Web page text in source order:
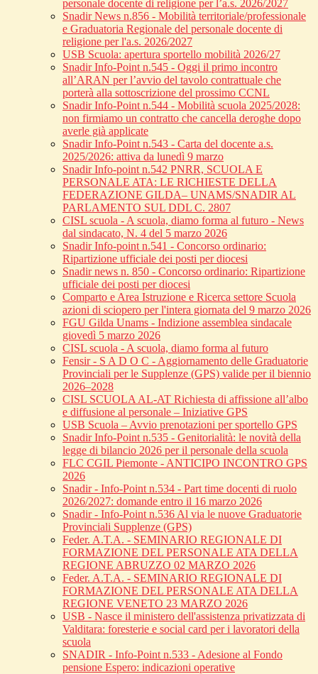
personale docente di religione per l’a.s. 2026/2027
Snadir News n.856 - Mobilità territoriale/professionale
e Graduatoria Regionale del personale docente di
religione per l'a.s. 2026/2027
USB Scuola: apertura sportello mobilità 2026/27
Snadir Info-Point n.545 - Oggi il primo incontro
all’ARAN per l’avvio del tavolo contrattuale che
porterà alla sottoscrizione del prossimo CCNL
Snadir Info-Point n.544 - Mobilità scuola 2025/2028:
non firmiamo un contratto che cancella deroghe dopo
averle già applicate
Snadir Info-Point n.543 - Carta del docente a.s.
2025/2026: attiva da lunedì 9 marzo
Snadir Info-point n.542 PNRR, SCUOLA E
PERSONALE ATA: LE RICHIESTE DELLA
FEDERAZIONE GILDA– UNAMS/SNADIR AL
PARLAMENTO SUL DDL C. 2807
CISL scuola - A scuola, diamo forma al futuro - News
dal sindacato, N. 4 del 5 marzo 2026
Snadir Info-point n.541 - Concorso ordinario:
Ripartizione ufficiale dei posti per diocesi
Snadir news n. 850 - Concorso ordinario: Ripartizione
ufficiale dei posti per diocesi
Comparto e Area Istruzione e Ricerca settore Scuola
azioni di sciopero per l'intera giornata del 9 marzo 2026
FGU Gilda Unams - Indizione assemblea sindacale
giovedì 5 marzo 2026
CISL scuola - A scuola, diamo forma al futuro
Fensir - S A D O C - Aggiornamento delle Graduatorie
Provinciali per le Supplenze (GPS) valide per il biennio
2026–2028
CISL SCUOLA AL-AT Richiesta di affissione all’albo
e diffusione al personale – Iniziative GPS
USB Scuola – Avvio prenotazioni per sportello GPS
Snadir Info-Point n.535 - Genitorialità: le novità della
legge di bilancio 2026 per il personale della scuola
FLC CGIL Piemonte - ANTICIPO INCONTRO GPS
2026
Snadir - Info-Point n.534 - Part time docenti di ruolo
2026/2027: domande entro il 16 marzo 2026
Snadir - Info-Point n.536 Al via le nuove Graduatorie
Provinciali Supplenze (GPS)
Feder. A.T.A. - SEMINARIO REGIONALE DI
FORMAZIONE DEL PERSONALE ATA DELLA
REGIONE ABRUZZO 02 MARZO 2026
Feder. A.T.A. - SEMINARIO REGIONALE DI
FORMAZIONE DEL PERSONALE ATA DELLA
REGIONE VENETO 23 MARZO 2026
USB - Nasce il ministero dell'assistenza privatizzata di
Valditara: foresterie e social card per i lavoratori della
scuola
SNADIR - Info-Point n.533 - Adesione al Fondo
pensione Espero: indicazioni operative